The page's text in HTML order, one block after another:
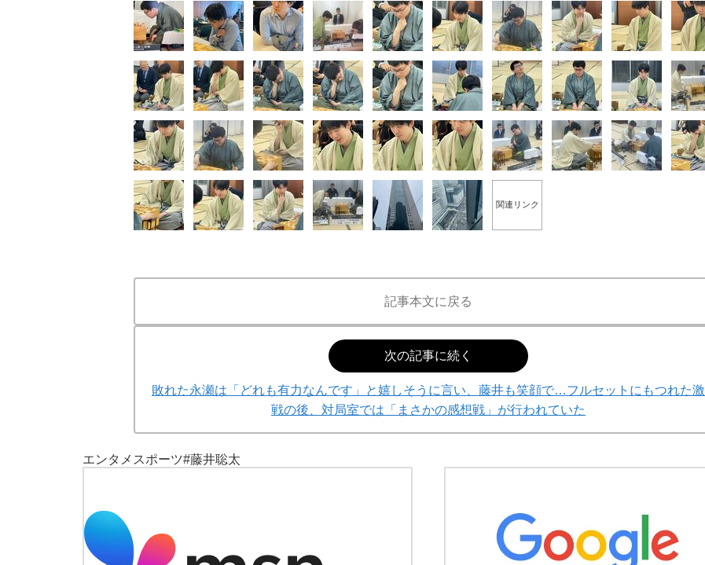
関連リンク
記事本文に戻る
次の記事に続く
敗れた永瀬は「どれも有力なんです」と嬉しそうに言い、藤井も笑顔で…フルセットにもつれた激
戦の後、対局室では「まさかの感想戦」が行われていた
エンタメ スポーツ#藤井聡太